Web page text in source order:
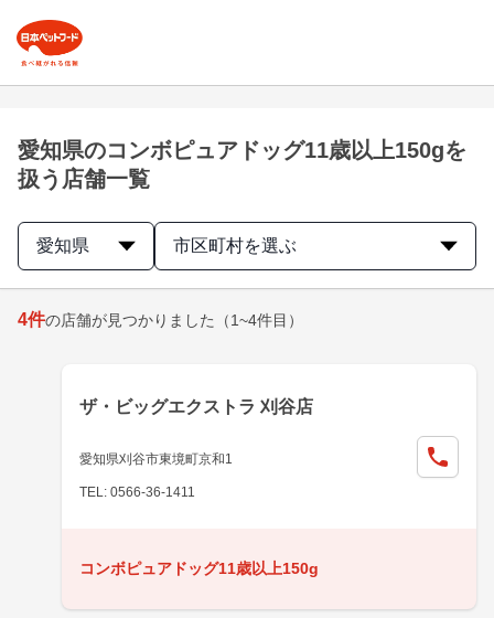
愛知県のコンボピュアドッグ11歳以上150gを
扱う店舗一覧
愛知県 市区町村を選ぶ
4件の店舗が見つかりました （1~4件目）
ザ・ビッグエクストラ 刈谷店
愛知県刈谷市東境町京和1
TEL: 0566-36-1411
コンボピュアドッグ11歳以上150g